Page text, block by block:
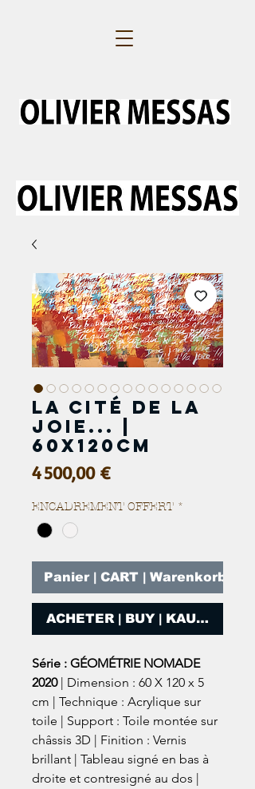
La cité de la
joie... |
60x120cm
4 500,00 €Prix
ENCADREMENT OFFERT *
Panier | CART | Warenkorb
ACHETER | BUY | KAUFEN
Série : GÉOMÉTRIE NOMADE
2020| Dimension : 60 X 120 x 5
cm | Technique : Acrylique sur
toile | Support : Toile montée sur
châssis 3D | Finition : Vernis
brillant | Tableau signé en bas à
droite et contresigné au dos |